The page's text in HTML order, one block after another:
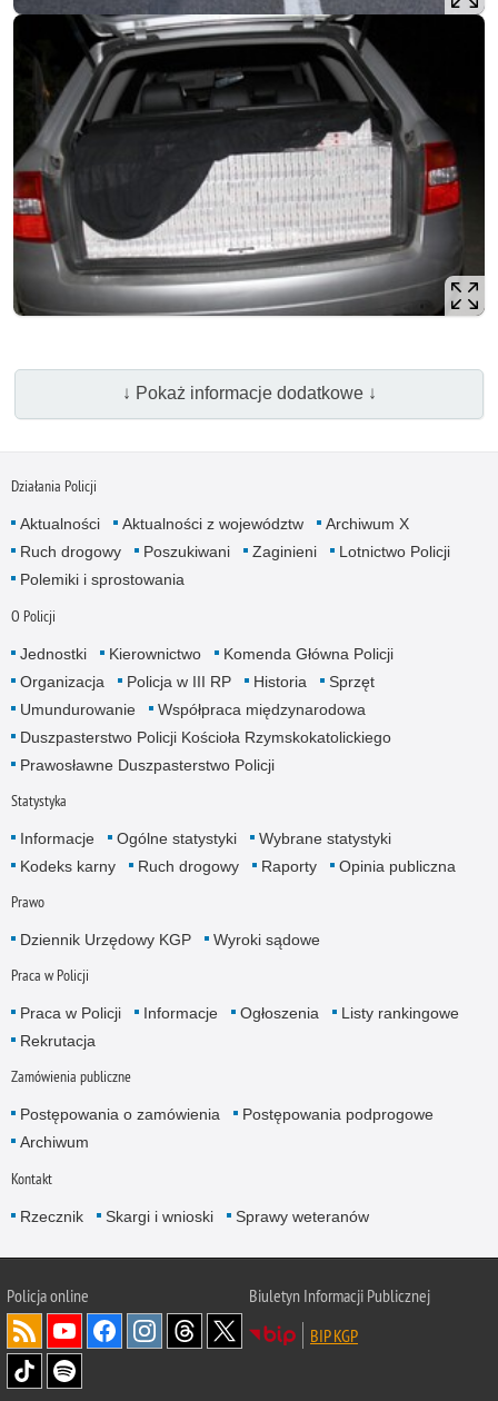
↓ Pokaż informacje dodatkowe ↓
Działania Policji
Aktualności Aktualności z województw
Archiwum X
Ruch drogowy
Poszukiwani Zaginieni
Lotnictwo Policji
Polemiki i sprostowania
O Policji
Jednostki Kierownictwo
Komenda Główna Policji
Organizacja
Policja w III RP Historia
Sprzęt
Umundurowanie
Współpraca międzynarodowa
Duszpasterstwo Policji Kościoła Rzymskokatolickiego
Prawosławne Duszpasterstwo Policji
Statystyka
Informacje Ogólne statystyki
Wybrane statystyki
Kodeks karny
Ruch drogowy Raporty Opinia publiczna
Prawo
Dziennik Urzędowy KGP Wyroki sądowe
Praca w Policji
Praca w Policji Informacje Ogłoszenia
Listy rankingowe
Rekrutacja
Zamówienia publiczne
Postępowania o zamówienia
Postępowania podprogowe
Archiwum
Kontakt
Rzecznik Skargi i wnioski Sprawy weteranów
Policjaonline
Biuletyn Informacji Publicznej
BIP KGP